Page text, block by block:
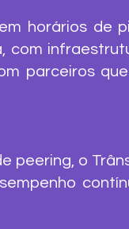
horários de
com
parceiros
peering, o